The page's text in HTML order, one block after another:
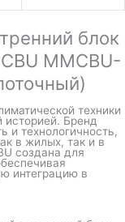
блок
MMCBU-
техники
историей. Бренд
и технологичность,
в жилых, так и в
создана для
интеграцию в